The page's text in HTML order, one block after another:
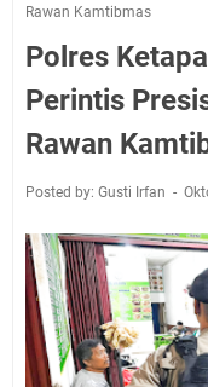
Rawan Kamtibmas
Polres
Perintis
Rawan
Posted by: Gusti Irfan